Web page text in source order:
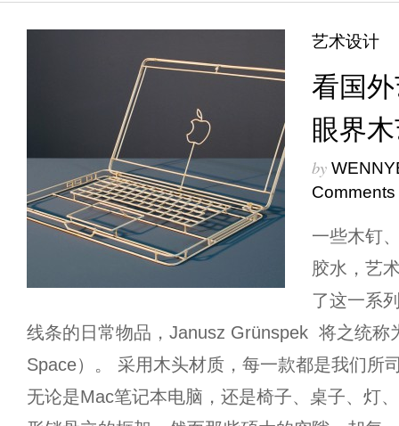
艺术设计
看国
眼界
by
Comments
一些木钉
胶水，艺
了这一系
线条的日常物品，Janusz Grünspek 将之统称
Space）。 采用木头材质，每一款都是我们所
无论是Mac笔记本电脑，还是椅子、桌子、灯